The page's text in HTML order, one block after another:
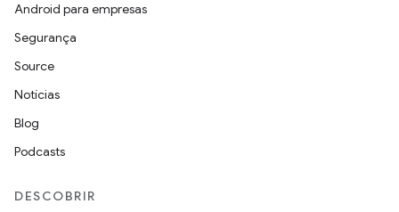
Android para empresas
Segurança
Source
Notícias
Blog
Podcasts
DESCOBRIR